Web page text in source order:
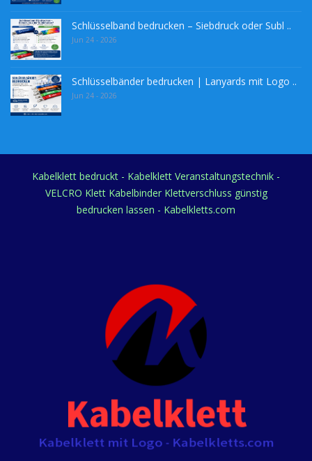
Schlüsselband bedrucken – Siebdruck oder Subl ..
Jun 24 - 2026
Schlüsselbänder bedrucken | Lanyards mit Logo ..
Jun 24 - 2026
Kabelklett bedruckt - Kabelklett Veranstaltungstechnik -
VELCRO Klett Kabelbinder Klettverschluss günstig
bedrucken lassen - Kabelkletts.com